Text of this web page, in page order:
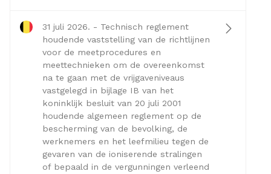
31 juli 2026. - Technisch reglement
houdende vaststelling van de richtlijnen
voor de meetprocedures en
meettechnieken om de overeenkomst
na te gaan met de vrijgaveniveaus
vastgelegd in bijlage IB van het
koninklijk besluit van 20 juli 2001
houdende algemeen reglement op de
bescherming van de bevolking, de
werknemers en het leefmilieu tegen de
gevaren van de ioniserende stralingen
of bepaald in de vergunningen verleend